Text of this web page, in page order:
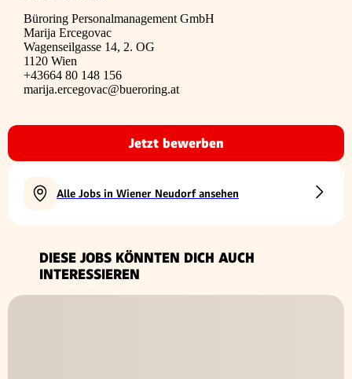
Büroring Personalmanagement GmbH
Marija Ercegovac
Wagenseilgasse 14, 2. OG
1120 Wien
+43664 80 148 156
marija.ercegovac@bueroring.at
Jetzt bewerben
Alle Jobs in Wiener Neudorf ansehen
DIESE JOBS KÖNNTEN DICH AUCH
INTERESSIEREN